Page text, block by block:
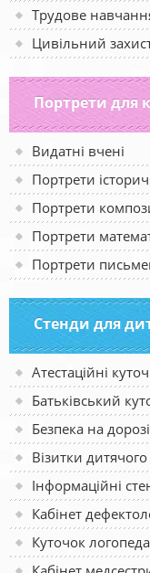
Трудове
Цивільний
Портрети для
Видатні вчені
Портрети
Портрети
Портрети
Портрети
Стенди для
Атестаційні
Батьківський
Безпека на дорозі
Візитки
Інформаційні
Кабінет
Куточок логопеда